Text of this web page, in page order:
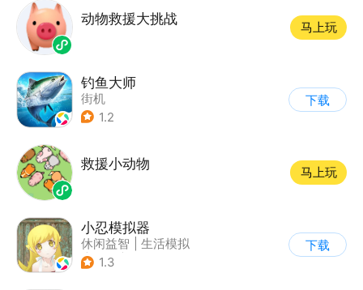
动物救援大挑战
马上玩
钓鱼大师
街机
1.2
下载
救援小动物
马上玩
小忍模拟器
休闲益智
生活模拟
| 恋爱
1.3
下载